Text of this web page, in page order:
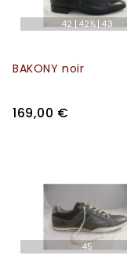
42 42½ 43
BAKONY noir
169,00 €
45